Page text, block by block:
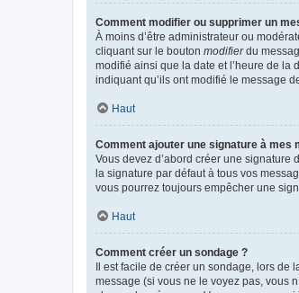
Comment modifier ou supprimer un
À moins d’être administrateur ou
cliquant sur le bouton modifierdu
modifié ainsi que la date et l’heure de la
indiquant qu’ils ont modifié le message
Haut
Comment ajouter une signature à mes
Vous devez d’abord créer une
la signature par défaut à tous vos
vous pourrez toujours empêcher une
Haut
Comment créer un sondage ?
Il est facile de créer un sondage, lors de
message (si vous ne le voyez pas, vous